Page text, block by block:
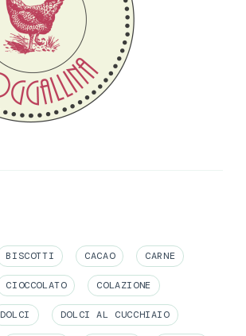
BISCOTTI CACAO CARNE
CIOCCOLATO COLAZIONE
DOLCI DOLCI AL CUCCHIAIO